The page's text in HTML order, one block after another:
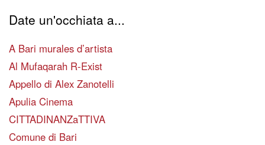
Date un'occhiata a...
A Bari murales d’artista
Al Mufaqarah R-Exist
Appello di Alex Zanotelli
Apulia Cinema
CITTADINANZaTTIVA
Comune di Bari